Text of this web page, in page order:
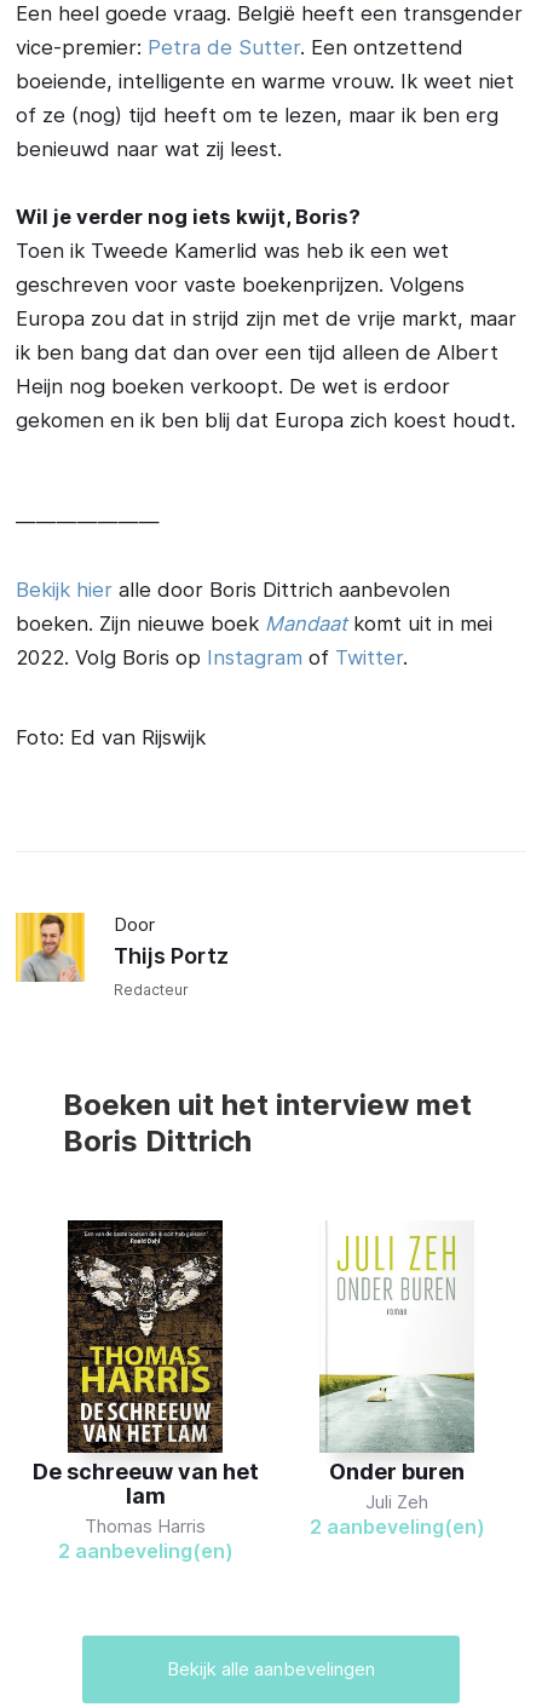
Een heel goede vraag. België heeft een transgender
vice-premier: Petra de Sutter. Een ontzettend
boeiende, intelligente en warme vrouw. Ik weet niet
of ze (nog) tijd heeft om te lezen, maar ik ben erg
benieuwd naar wat zij leest.
Wil je verder nog iets kwijt, Boris?
Toen ik Tweede Kamerlid was heb ik een wet
geschreven voor vaste boekenprijzen. Volgens
Europa zou dat in strijd zijn met de vrije markt, maar
ik ben bang dat dan over een tijd alleen de Albert
Heijn nog boeken verkoopt. De wet is erdoor
gekomen en ik ben blij dat Europa zich koest houdt.
———————
Bekijk hier alle door Boris Dittrich aanbevolen
boeken. Zijn nieuwe boek Mandaatkomt uit in mei
2022. Volg Boris op Instagram of Twitter.
Foto: Ed van Rijswijk
Door
Thijs Portz
Redacteur
Boeken uit het interview met
Boris Dittrich
De schreeuw van het
lam
Thomas Harris
2 aanbeveling(en)
Onder buren
Juli Zeh
2 aanbeveling(en)
Bekijk alle aanbevelingen